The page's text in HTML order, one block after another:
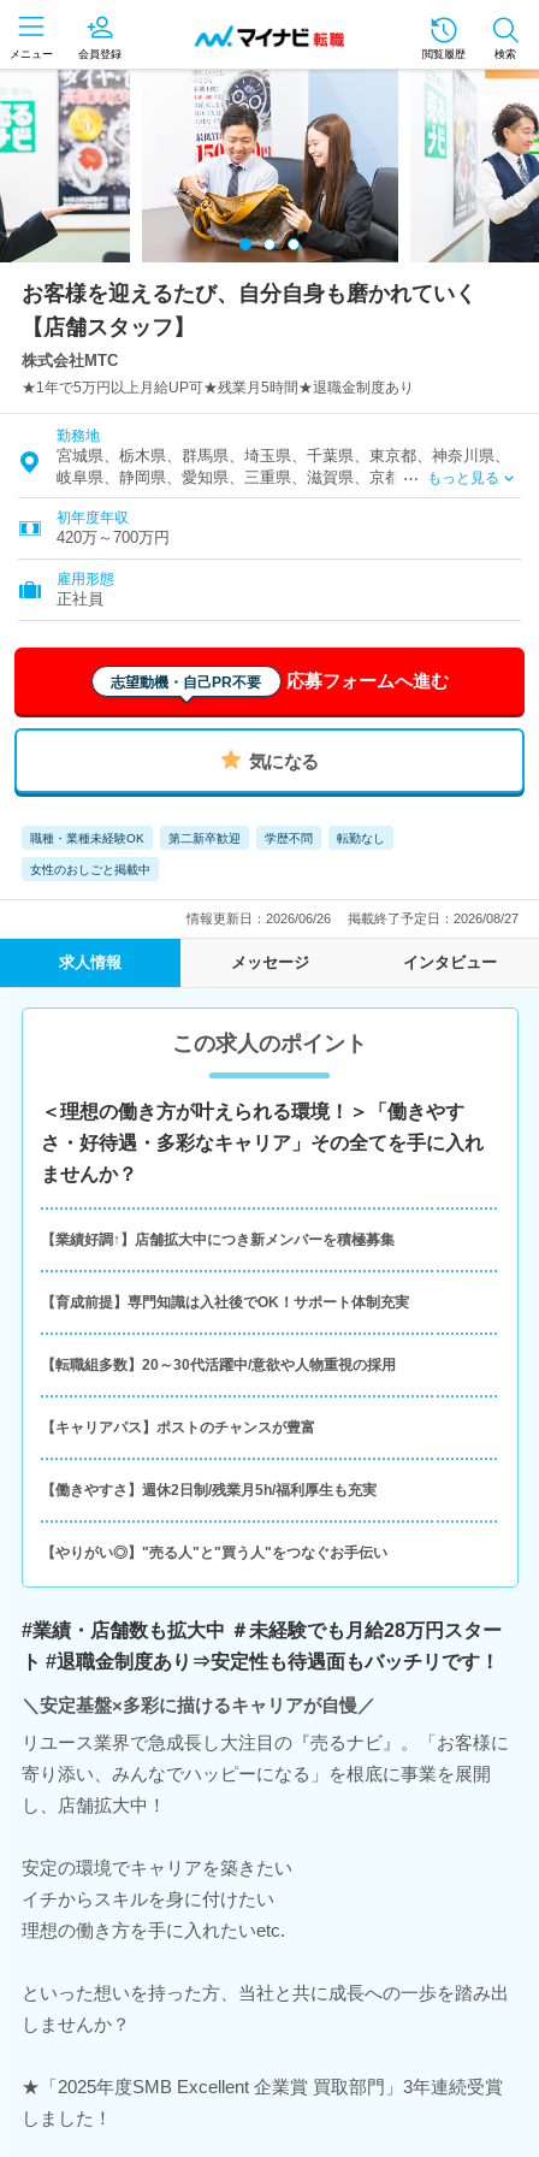
メニュー 会員登録 閲覧履歴 検索
お客様を迎えるたび、自分自身も磨かれていく
【店舗スタッフ】
株式会社MTC
★1年で5万円以上月給UP可★残業月5時間★退職金制度あり
勤務地
宮城県、栃木県、群馬県、埼玉県、千葉県、東京都、神奈川県、
岐阜県、静岡県、愛知県、三重県、滋賀県、京都府、大阪府、兵
庫県、島根県、岡山県、広島県、山口県、香川県、福岡県、佐賀
県、熊本県
もっと見る
初年度年収
420万～700万円
雇用形態
正社員
志望動機・自己PR不要 応募フォームへ進む
気になる
職種・業種未経験OK 第二新卒歓迎 学歴不問 転勤なし
女性のおしごと掲載中
情報更新日：2026/06/26 掲載終了予定日：2026/08/27
求人情報 メッセージ インタビュー
この求人のポイント
＜理想の働き方が叶えられる環境！＞「働きやす
さ・好待遇・多彩なキャリア」その全てを手に入れ
ませんか？
【業績好調↑】店舗拡大中につき新メンバーを積極募集
【育成前提】専門知識は入社後でOK！サポート体制充実
【転職組多数】20～30代活躍中/意欲や人物重視の採用
【キャリアパス】ポストのチャンスが豊富
【働きやすさ】週休2日制/残業月5h/福利厚生も充実
【やりがい◎】"売る人"と"買う人"をつなぐお手伝い
#業績・店舗数も拡大中 ＃未経験でも月給28万円スター
ト #退職金制度あり⇒安定性も待遇面もバッチリです！
＼安定基盤×多彩に描けるキャリアが自慢／
リユース業界で急成長し大注目の『売るナビ』。「お客様に
寄り添い、みんなでハッピーになる」を根底に事業を展開
し、店舗拡大中！
安定の環境でキャリアを築きたい
イチからスキルを身に付けたい
理想の働き方を手に入れたいetc.
といった想いを持った方、当社と共に成長への一歩を踏み出
しませんか？
★「2025年度SMB Excellent 企業賞 買取部門」3年連続受賞
しました！